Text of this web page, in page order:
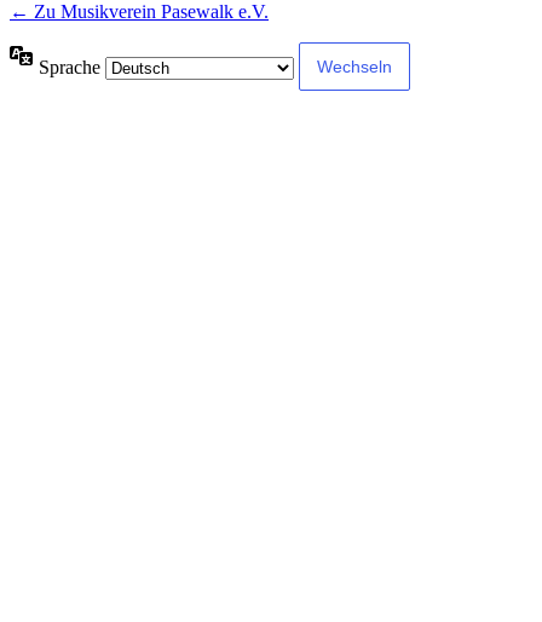
← Zu Musikverein Pasewalk e.V.
Sprache